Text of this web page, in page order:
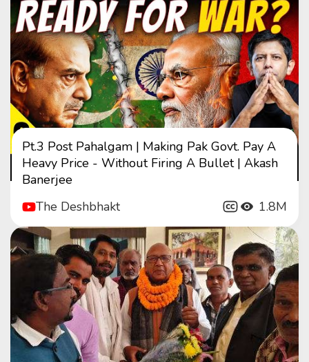
Pt.3 Post Pahalgam | Making Pak Govt. Pay A
Heavy Price - Without Firing A Bullet | Akash
Banerjee
The Deshbhakt
1.8M